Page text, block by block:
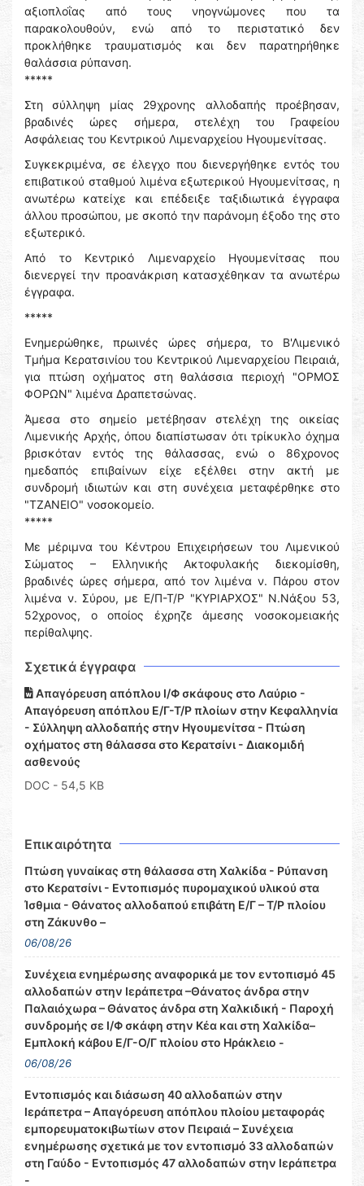
αξιοπλοΐας από τους νηογνώμονες που τα
παρακολουθούν, ενώ από το περιστατικό δεν
προκλήθηκε τραυματισμός και δεν παρατηρήθηκε
θαλάσσια ρύπανση.
*****
Στη σύλληψη μίας 29χρονης αλλοδαπής προέβησαν,
βραδινές ώρες σήμερα, στελέχη του Γραφείου
Ασφάλειας του Κεντρικού Λιμεναρχείου Ηγουμενίτσας.
Συγκεκριμένα, σε έλεγχο που διενεργήθηκε εντός του
επιβατικού σταθμού λιμένα εξωτερικού Ηγουμενίτσας, η
ανωτέρω κατείχε και επέδειξε ταξιδιωτικά έγγραφα
άλλου προσώπου, με σκοπό την παράνομη έξοδο της στο
εξωτερικό.
Από το Κεντρικό Λιμεναρχείο Ηγουμενίτσας που
διενεργεί την προανάκριση κατασχέθηκαν τα ανωτέρω
έγγραφα.
*****
Ενημερώθηκε, πρωινές ώρες σήμερα, το Β'Λιμενικό
Τμήμα Κερατσινίου του Κεντρικού Λιμεναρχείου Πειραιά,
για πτώση οχήματος στη θαλάσσια περιοχή "ΟΡΜΟΣ
ΦΟΡΩΝ" λιμένα Δραπετσώνας.
Άμεσα στο σημείο μετέβησαν στελέχη της οικείας
Λιμενικής Αρχής, όπου διαπίστωσαν ότι τρίκυκλο όχημα
βρισκόταν εντός της θάλασσας, ενώ ο 86χρονος
ημεδαπός επιβαίνων είχε εξέλθει στην ακτή με
συνδρομή ιδιωτών και στη συνέχεια μεταφέρθηκε στο
"ΤΖΑΝΕΙΟ" νοσοκομείο.
*****
Με μέριμνα του Κέντρου Επιχειρήσεων του Λιμενικού
Σώματος – Ελληνικής Ακτοφυλακής διεκομίσθη,
βραδινές ώρες σήμερα, από τον λιμένα ν. Πάρου στον
λιμένα ν. Σύρου, με Ε/Π-Τ/Ρ "ΚΥΡΙΑΡΧΟΣ" Ν.Νάξου 53,
52χρονος, ο οποίος έχρηζε άμεσης νοσοκομειακής
περίθαλψης.
Σχετικά έγγραφα
Απαγόρευση απόπλου Ι/Φ σκάφους στο Λαύριο -
Απαγόρευση απόπλου Ε/Γ-Τ/Ρ πλοίων στην Κεφαλληνία
- Σύλληψη αλλοδαπής στην Ηγουμενίτσα - Πτώση
οχήματος στη θάλασσα στο Κερατσίνι - Διακομιδή
ασθενούς
DOC - 54,5 KB
Επικαιρότητα
Πτώση γυναίκας στη θάλασσα στη Χαλκίδα - Ρύπανση
στο Κερατσίνι - Εντοπισμός πυρομαχικού υλικού στα
Ίσθμια - Θάνατος αλλοδαπού επιβάτη Ε/Γ – Τ/Ρ πλοίου
στη Ζάκυνθο –
06/08/26
Συνέχεια ενημέρωσης αναφορικά με τον εντοπισμό 45
αλλοδαπών στην Ιεράπετρα –Θάνατος άνδρα στην
Παλαιόχωρα – Θάνατος άνδρα στη Χαλκιδική - Παροχή
συνδρομής σε Ι/Φ σκάφη στην Κέα και στη Χαλκίδα–
Εμπλοκή κάβου Ε/Γ-Ο/Γ πλοίου στο Ηράκλειο -
06/08/26
Εντοπισμός και διάσωση 40 αλλοδαπών στην
Ιεράπετρα – Απαγόρευση απόπλου πλοίου μεταφοράς
εμπορευματοκιβωτίων στον Πειραιά – Συνέχεια
ενημέρωσης σχετικά με τον εντοπισμό 33 αλλοδαπών
στη Γαύδο - Εντοπισμός 47 αλλοδαπών στην Ιεράπετρα
-